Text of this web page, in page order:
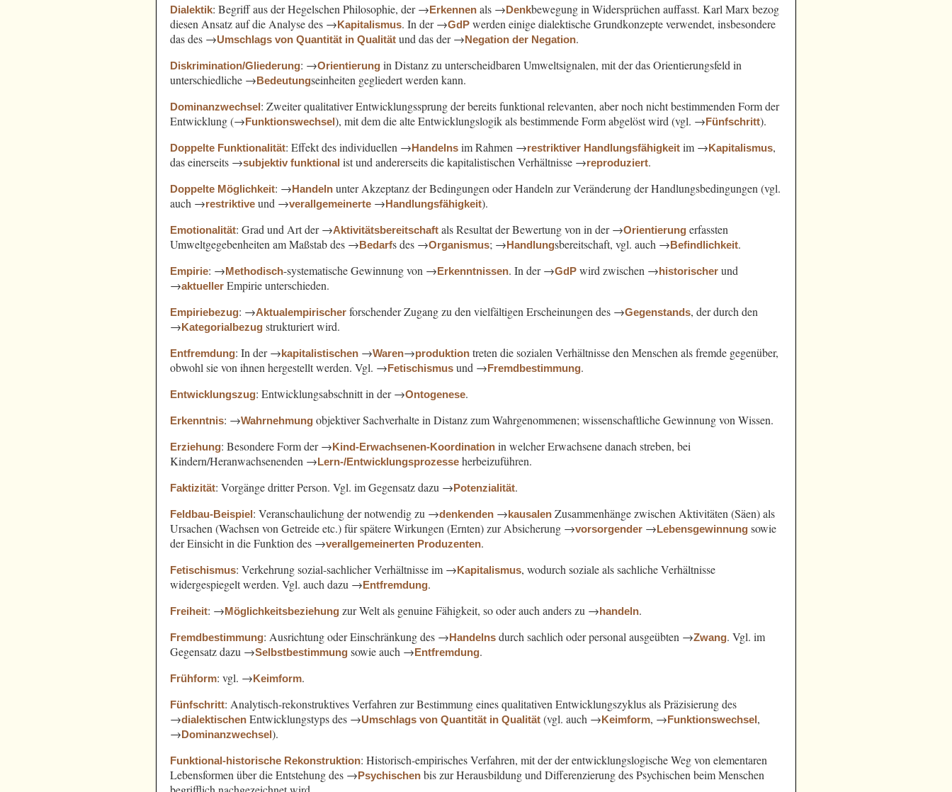
Dialektik: Begriff aus der Hegelschen Philosophie, der →Erkennen als →Denkbewegung in Widersprüchen auffasst. Karl Marx bezog
diesen Ansatz auf die Analyse des →Kapitalismus. In der →GdP werden einige dialektische Grundkonzepte verwendet, insbesondere
das des →Umschlags von Quantität in Qualität und das der →Negation der Negation.
Diskrimination/Gliederung: →Orientierung in Distanz zu unterscheidbaren Umweltsignalen, mit der das Orientierungsfeld in
unterschiedliche →Bedeutungseinheiten gegliedert werden kann.
Dominanzwechsel: Zweiter qualitativer Entwicklungssprung der bereits funktional relevanten, aber noch nicht bestimmenden Form der
Entwicklung (→Funktionswechsel), mit dem die alte Entwicklungslogik als bestimmende Form abgelöst wird (vgl. →Fünfschritt).
Doppelte Funktionalität: Effekt des individuellen →Handelns im Rahmen →restriktiver Handlungsfähigkeit im →Kapitalismus,
das einerseits →subjektiv funktional ist und andererseits die kapitalistischen Verhältnisse →reproduziert.
Doppelte Möglichkeit: →Handeln unter Akzeptanz der Bedingungen oder Handeln zur Veränderung der Handlungsbedingungen (vgl.
auch →restriktive und →verallgemeinerte →Handlungsfähigkeit).
Emotionalität: Grad und Art der →Aktivitätsbereitschaft als Resultat der Bewertung von in der →Orientierung erfassten
Umweltgegebenheiten am Maßstab des →Bedarfs des →Organismus; →Handlungsbereitschaft, vgl. auch →Befindlichkeit.
Empirie: →Methodisch-systematische Gewinnung von →Erkenntnissen. In der →GdP wird zwischen →historischer und
→aktueller Empirie unterschieden.
Empiriebezug: →Aktualempirischer forschender Zugang zu den vielfältigen Erscheinungen des →Gegenstands, der durch den
→Kategorialbezug strukturiert wird.
Entfremdung: In der →kapitalistischen →Waren→produktion treten die sozialen Verhältnisse den Menschen als fremde gegenüber,
obwohl sie von ihnen hergestellt werden. Vgl. →Fetischismus und →Fremdbestimmung.
Entwicklungszug: Entwicklungsabschnitt in der →Ontogenese.
Erkenntnis: →Wahrnehmung objektiver Sachverhalte in Distanz zum Wahrgenommenen; wissenschaftliche Gewinnung von Wissen.
Erziehung: Besondere Form der →Kind-Erwachsenen-Koordination in welcher Erwachsene danach streben, bei
Kindern/Heranwachsenenden →Lern-/Entwicklungsprozesse herbeizuführen.
Faktizität: Vorgänge dritter Person. Vgl. im Gegensatz dazu →Potenzialität.
Feldbau-Beispiel: Veranschaulichung der notwendig zu →denkenden →kausalen Zusammenhänge zwischen Aktivitäten (Säen) als
Ursachen (Wachsen von Getreide etc.) für spätere Wirkungen (Ernten) zur Absicherung →vorsorgender →Lebensgewinnung sowie
der Einsicht in die Funktion des →verallgemeinerten Produzenten.
Fetischismus: Verkehrung sozial-sachlicher Verhältnisse im →Kapitalismus, wodurch soziale als sachliche Verhältnisse
widergespiegelt werden. Vgl. auch dazu →Entfremdung.
Freiheit: →Möglichkeitsbeziehung zur Welt als genuine Fähigkeit, so oder auch anders zu →handeln.
Fremdbestimmung: Ausrichtung oder Einschränkung des →Handelns durch sachlich oder personal ausgeübten →Zwang. Vgl. im
Gegensatz dazu →Selbstbestimmung sowie auch →Entfremdung.
Frühform: vgl. →Keimform.
Fünfschritt: Analytisch-rekonstruktives Verfahren zur Bestimmung eines qualitativen Entwicklungszyklus als Präzisierung des
→dialektischen Entwicklungstyps des →Umschlags von Quantität in Qualität (vgl. auch →Keimform, →Funktionswechsel,
→Dominanzwechsel).
Funktional-historische Rekonstruktion: Historisch-empirisches Verfahren, mit der der entwicklungslogische Weg von elementaren
Lebensformen über die Entstehung des →Psychischen bis zur Herausbildung und Differenzierung des Psychischen beim Menschen